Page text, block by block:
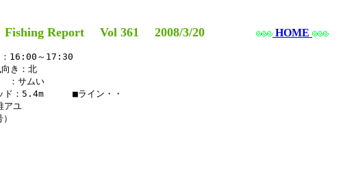
Report Vol 361 2008/3/20 HOME
：16:00～17:30
き：北
：サムい
：5.4m　  　■ライン・・
アユ
サビキ3号）